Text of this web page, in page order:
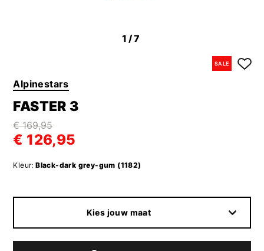
1/7
SALE
Alpinestars
FASTER 3
€ 169,95
€ 126,95
Kleur: Black-dark grey-gum (1182)
Kies jouw maat